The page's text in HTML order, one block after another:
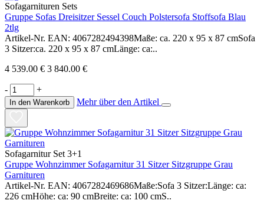
Sofagarnituren Sets
Gruppe Sofas Dreisitzer Sessel Couch Polstersofa Stoffsofa Blau
2tlg
Artikel-Nr. EAN: 4067282494398Maße: ca. 220 x 95 x 87 cmSofa
3 Sitzer:ca. 220 x 95 x 87 cmLänge: ca:..
4 539.00 € 3 840.00 €
- +
In den Warenkorb Mehr über den Artikel
Sofagarnitur Set 3+1
Gruppe Wohnzimmer Sofagarnitur 31 Sitzer Sitzgruppe Grau
Garnituren
Artikel-Nr. EAN: 4067282469686Maße:Sofa 3 Sitzer:Länge: ca:
226 cmHöhe: ca: 90 cmBreite: ca: 100 cmS..